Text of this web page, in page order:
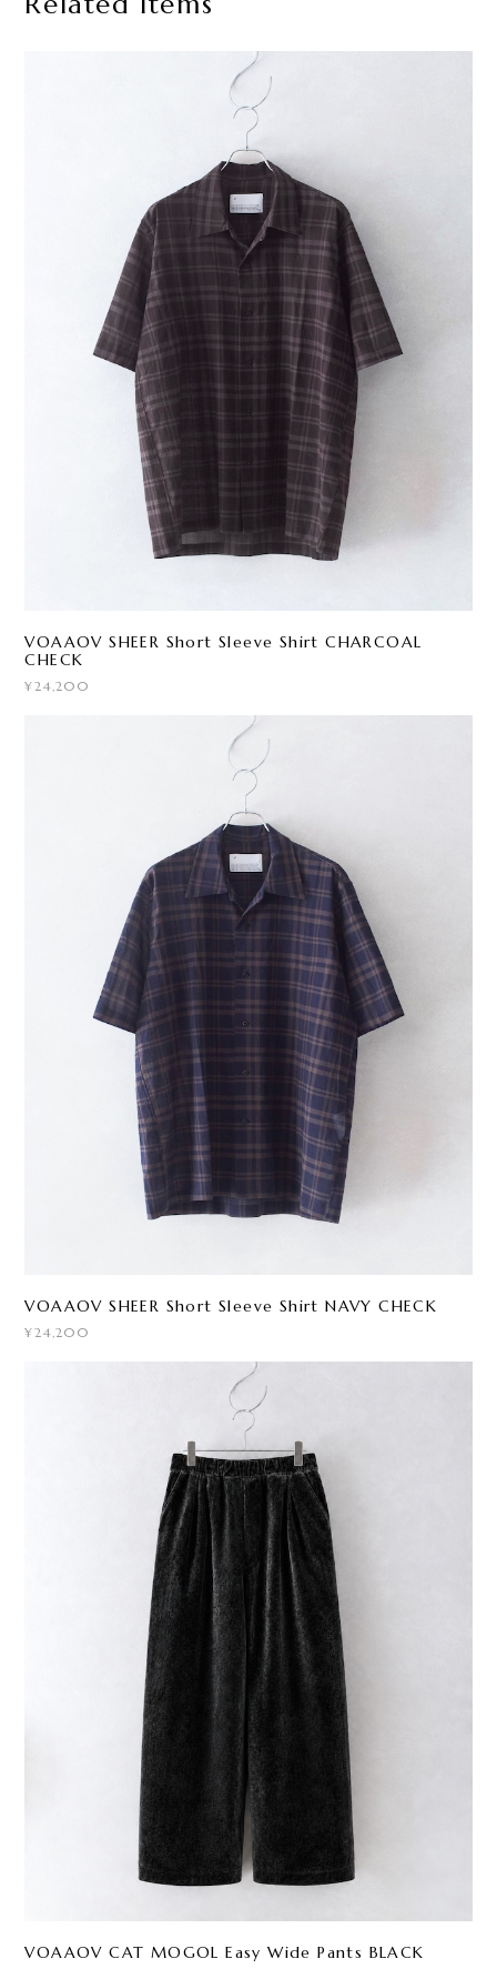
VOAAOV SHEER Short Sleeve Shirt CHARCOAL
CHECK
¥24,200
VOAAOV SHEER Short Sleeve Shirt NAVY CHECK
¥24,200
VOAAOV CAT MOGOL Easy Wide Pants BLACK